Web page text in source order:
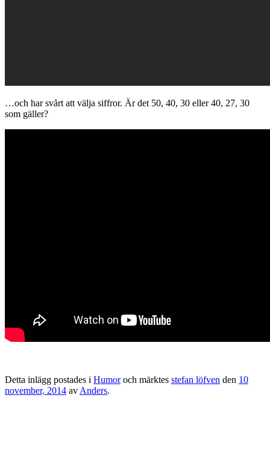
…och har svårt att välja siffror. Är det 50, 40, 30 eller 40, 27, 30
som gäller?
Detta inlägg postades i Humoroch märktes stefan löfven den 10
november, 2014 av Anders.